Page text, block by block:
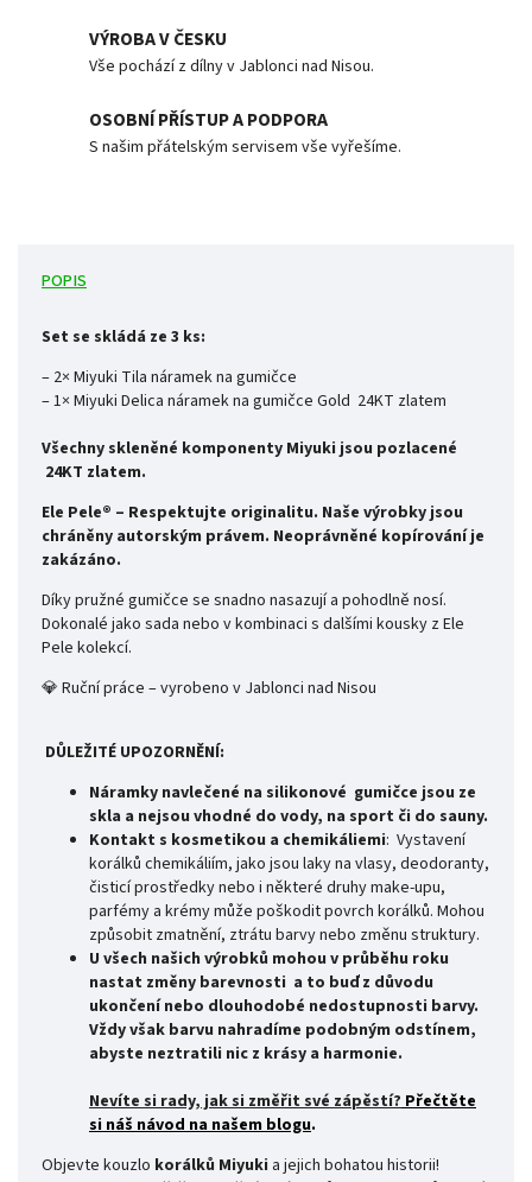
VÝROBA V ČESKU
Vše pochází z dílny v Jablonci nad Nisou.
OSOBNÍ PŘÍSTUP A PODPORA
S našim přátelským servisem vše vyřešíme.
POPIS
Set se skládá ze 3 ks:
– 2× Miyuki Tila náramek na gumičce
– 1× Miyuki Delica náramek na gumičce Gold 24KT zlatem
Všechny skleněné komponenty Miyuki jsou pozlacené
24KT zlatem.
Ele Pele® – Respektujte originalitu. Naše výrobky jsou
chráněny autorským právem. Neoprávněné kopírování je
zakázáno.
Díky pružné gumičce se snadno nasazují a pohodlně nosí.
Dokonalé jako sada nebo v kombinaci s dalšími kousky z Ele
Pele kolekcí.
💎 Ruční práce – vyrobeno v Jablonci nad Nisou
DŮLEŽITÉ UPOZORNĚNÍ:
Náramky navlečené na silikonové gumičce jsou ze
skla a nejsou vhodné do vody, na sport či do sauny.
Kontakt s kosmetikou a chemikáliemi: Vystavení
korálků chemikáliím, jako jsou laky na vlasy, deodoranty,
čisticí prostředky nebo i některé druhy make-upu,
parfémy a krémy může poškodit povrch korálků. Mohou
způsobit zmatnění, ztrátu barvy nebo změnu struktury.
U všech našich výrobků mohou v průběhu roku
nastat změny barevnosti a to buď z důvodu
ukončení nebo dlouhodobé nedostupnosti barvy.
Vždy však barvu nahradíme podobným odstínem,
abyste neztratili nic z krásy a harmonie.
Nevíte si rady, jak si změřit svézápěstí?Přečtěte
si náš návod na našem blogu.
Objevte kouzlo korálků Miyuki a jejich bohatou historii!